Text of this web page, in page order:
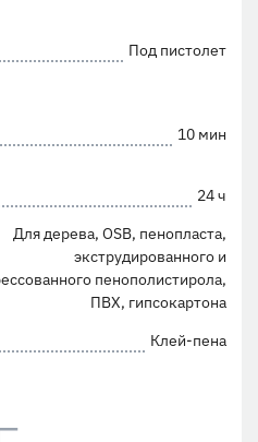
Под пистолет
10 мин
24 ч
Для дерева, OSB, пенопласта,
экструдированного и
пенополистирола,
ПВХ, гипсокартона
Клей-пена